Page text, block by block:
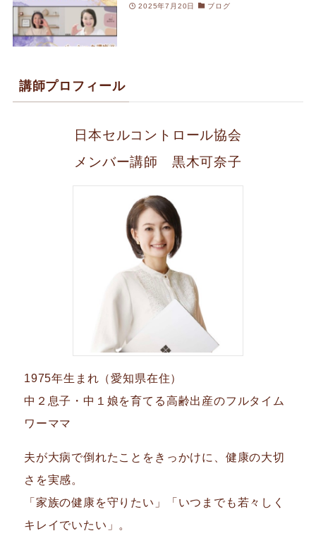
2025年7月20日 ブログ
講師プロフィール
日本セルコントロール協会
メンバー講師 黒木可奈子
1975年生まれ（愛知県在住）
中２息子・中１娘を育てる高齢出産のフルタイム
ワーママ
夫が大病で倒れたことをきっかけに、健康の大切
さを実感。
「家族の健康を守りたい」「いつまでも若々しく
キレイでいたい」。